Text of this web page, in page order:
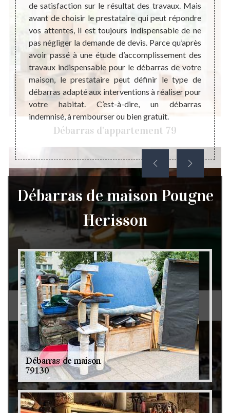
Débarras d'appartement 79
Débarras de grenier et cave 79
et
de
des
de satisfaction sur le résultat des travaux. Mais
avant de choisir le prestataire qui peut répondre
vos attentes, il est toujours indispensable de ne
pas négliger la demande de devis. Parce qu’après
avoir passé à une étude d’accomplissement des
travaux indispensable pour le débarras de votre
maison, le prestataire peut définir le type de
débarras adapté aux interventions à réaliser pour
votre habitat. C’est-à-dire, un débarras
indemnisé, à rembourser ou bien gratuit.
Et
de
Débarras de maison Pougne
Herisson